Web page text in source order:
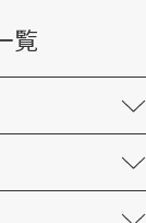
覧